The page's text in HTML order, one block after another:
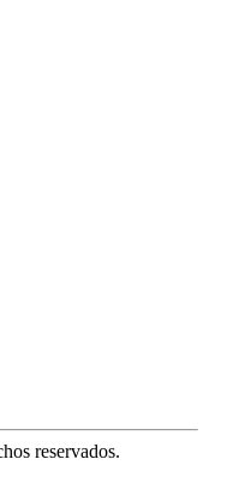
reservados.